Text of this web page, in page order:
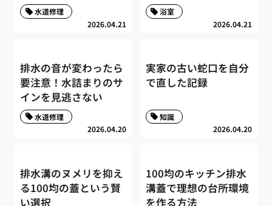
2026.04.21
水道修理
2026.04.21
浴室
排水の音が変わったら
要注意！水詰まりのサ
インを見逃さない
2026.04.20
水道修理
実家の古い蛇口を自分
で直した記録
2026.04.20
知識
排水溝のヌメリを抑え
る100均の蓋という賢
い選択
100均のキッチン排水
溝蓋で理想の台所環境
を作る方法